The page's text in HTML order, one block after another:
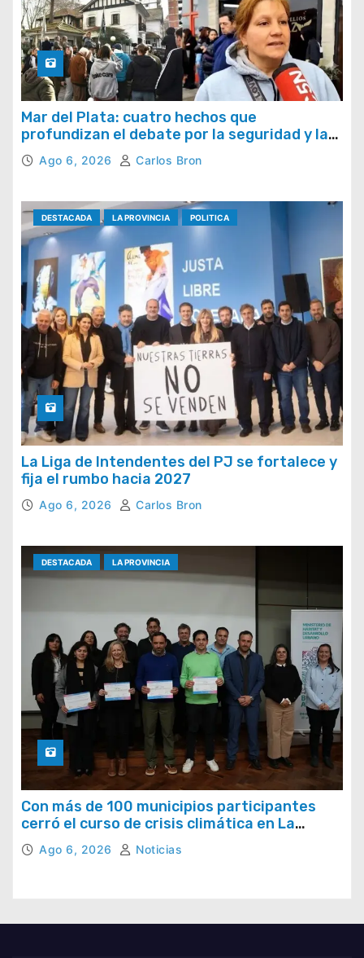
Mar del Plata: cuatro hechos que
profundizan el debate por la seguridad y la
respuesta del Estado
Ago 6, 2026 Carlos Bron
DESTACADA LA PROVINCIA POLITICA
La Liga de Intendentes del PJ se fortalece y
fija el rumbo hacia 2027
Ago 6, 2026 Carlos Bron
DESTACADA LA PROVINCIA
Con más de 100 municipios participantes
cerró el curso de crisis climática en La
Provincia
Ago 6, 2026 Noticias